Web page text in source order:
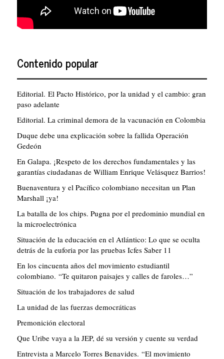
Contenido popular
Editorial. El Pacto Histórico, por la unidad y el cambio: gran
paso adelante
Editorial. La criminal demora de la vacunación en Colombia
Duque debe una explicación sobre la fallida Operación
Gedeón
En Galapa. ¡Respeto de los derechos fundamentales y las
garantías ciudadanas de William Enrique Velásquez Barrios!
Buenaventura y el Pacífico colombiano necesitan un Plan
Marshall ¡ya!
La batalla de los chips. Pugna por el predominio mundial en
la microelectrónica
Situación de la educación en el Atlántico: Lo que se oculta
detrás de la euforia por las pruebas Icfes Saber 11
En los cincuenta años del movimiento estudiantil
colombiano. “Te quitaron paisajes y calles de faroles…”
Situación de los trabajadores de salud
La unidad de las fuerzas democráticas
Premonición electoral
Que Uribe vaya a la JEP, dé su versión y cuente su verdad
Entrevista a Marcelo Torres Benavides. “El movimiento